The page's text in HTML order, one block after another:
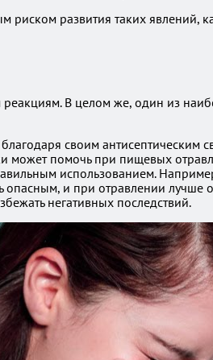
риском развития таких явлений,
В целом же, один из
своим антисептическим
помочь при пищевых
использованием.
и при отравлении лучше
негативных последствий.